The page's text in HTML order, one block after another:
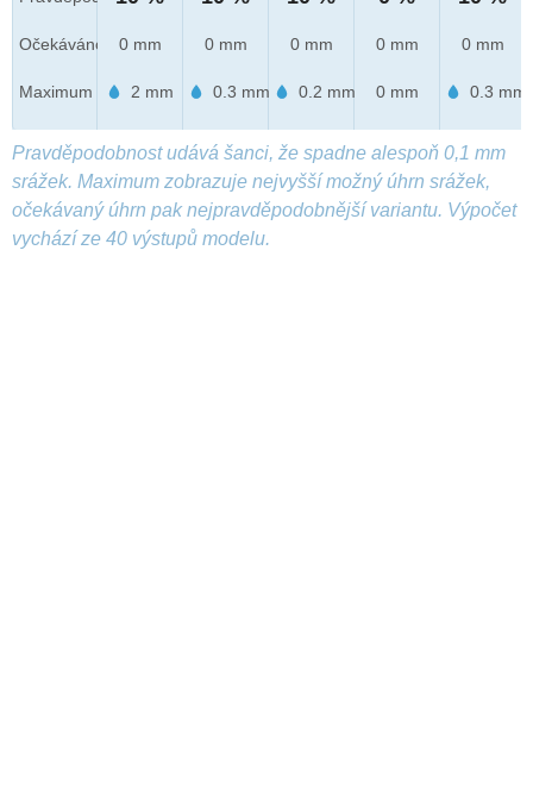
Očekáváno
Maximum
0 mm
2 mm
0 mm
0.3 mm
0 mm
0.2 mm
0 mm
0 mm
0 mm
0.3 mm
Pravděpodobnost udává šanci, že spadne alespoň 0,1 mm
srážek. Maximum zobrazuje nejvyšší možný úhrn srážek,
očekávaný úhrn pak nejpravděpodobnější variantu. Výpočet
vychází ze 40 výstupů modelu.